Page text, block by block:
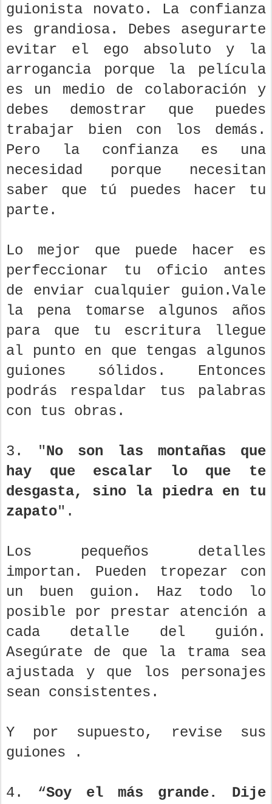
guionista novato. La confianza
es grandiosa. Debes asegurarte
evitar el ego absoluto y la
arrogancia porque la película
es un medio de colaboración y
debes demostrar que puedes
trabajar bien con los demás.
Pero la confianza es una
necesidad porque necesitan
saber que tú puedes hacer tu
parte.
Lo mejor que puede hacer es
perfeccionar tu oficio antes
de enviar cualquier guion.Vale
la pena tomarse algunos años
para que tu escritura llegue
al punto en que tengas algunos
guiones sólidos. Entonces
podrás respaldar tus palabras
con tus obras.
3. "No son las montañas que
hay que escalar lo que te
desgasta, sino la piedra en tu
zapato".
Los pequeños detalles
importan. Pueden tropezar con
un buen guion. Haz todo lo
posible por prestar atención a
cada detalle del guión.
Asegúrate de que la trama sea
ajustada y que los personajes
sean consistentes.
Y por supuesto, revise sus
guiones .
4. “Soy el más grande. Dije